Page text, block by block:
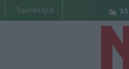
Ταυτότητα